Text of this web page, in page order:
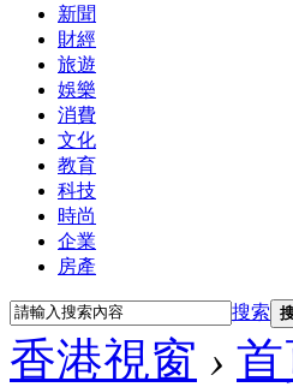
新聞
財經
旅遊
娛樂
消費
文化
教育
科技
時尚
企業
房產
搜索
香港視窗 ›